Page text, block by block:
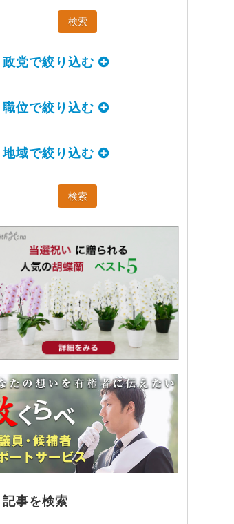
政党で絞り込む
職位で絞り込む
地域で絞り込む
記事を検索